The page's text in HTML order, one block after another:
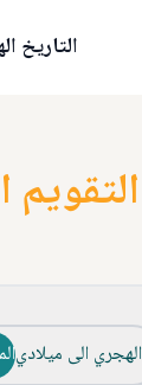
التاريخ
التقويم
الهجري الى ميلادي